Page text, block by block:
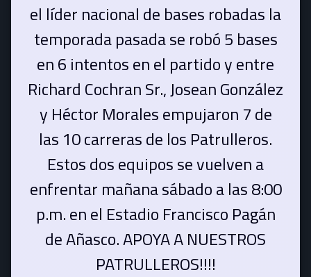
el líder nacional de bases robadas la
temporada pasada se robó 5 bases
en 6 intentos en el partido y entre
Richard Cochran Sr., Josean González
y Héctor Morales empujaron 7 de
las 10 carreras de los Patrulleros.
Estos dos equipos se vuelven a
enfrentar mañana sábado a las 8:00
p.m. en el Estadio Francisco Pagán
de Añasco. APOYA A NUESTROS
PATRULLEROS!!!!